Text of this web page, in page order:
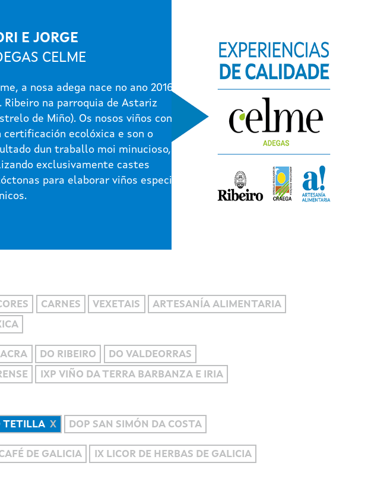
E JORGE
CELME
a nosa adega nace no ano 2016 na
Ribeiro na parroquia de Astariz
de Miño). Os nosos viños contan
certificación ecolóxica e son o
dun traballo moi minucioso,
exclusivamente castes
para elaborar viños especiais
CARNES VEXETAIS
ARTESANÍA ALIMENTARIA
DO RIBEIRO
DO VALDEORRAS
IXP VIÑO DA TERRA BARBANZA E IRIA
TETILLA DOP SAN SIMÓN DA COSTA
DE GALICIA
IX LICOR DE HERBAS DE GALICIA